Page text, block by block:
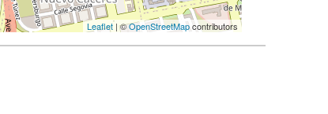
Leaflet| ©OpenStreetMapcontributors